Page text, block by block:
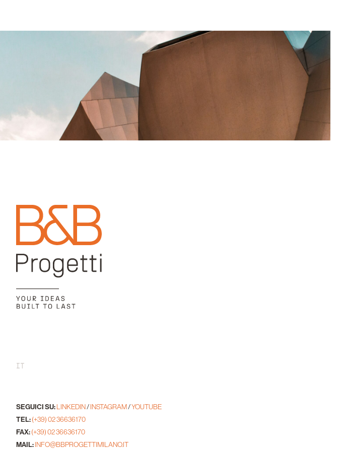
IT
SEGUICI SU:LINKEDIN/INSTAGRAM/YOUTUBE
TEL:(+39) 02 36636170
FAX:(+39) 02 36636170
MAIL:INFO@BBPROGETTIMILANO.IT